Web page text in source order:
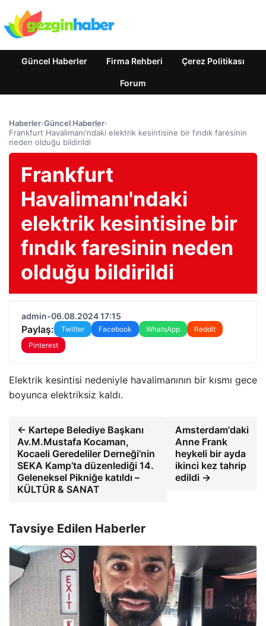
Güncel Haberler Firma Rehberi Çerez Politikası
Forum
Haberler›Güncel Haberler›
Frankfurt Havalimanı'ndaki elektrik kesintisine bir fındık faresinin
neden olduğu bildirildi
Frankfurt
Havalimanı'ndaki
elektrik kesintisine bir
fındık faresinin neden
olduğu bildirildi
admin•06.08.2024 17:15
Paylaş: Twitter Facebook WhatsApp
Reddit
Pinterest
Elektrik kesintisi nedeniyle havalimanının bir kısmı gece
boyunca elektriksiz kaldı.
← Kartepe Belediye Başkanı
Av.M.Mustafa Kocaman,
Kocaeli Geredeliler Derneği’nin
SEKA Kamp’ta düzenlediği 14.
Geleneksel Pikniğe katıldı –
KÜLTÜR & SANAT
Amsterdam'daki
Anne Frank
heykeli bir ayda
ikinci kez tahrip
edildi →
Tavsiye Edilen Haberler